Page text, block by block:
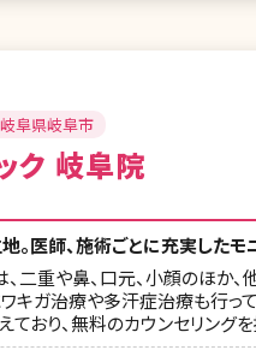
岐阜県岐阜市
ク 岐阜院
医師、施術ごとに充実したモ
二重や鼻、口元、小顔のほか
キガ治療や多汗症治療も行っ
おり、無料のカウンセリングを